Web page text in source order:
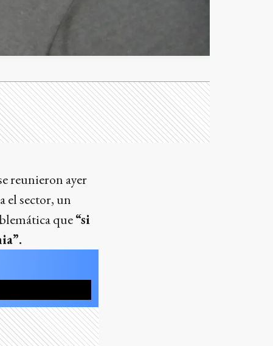
reunieron ayer
el sector, un
que“si